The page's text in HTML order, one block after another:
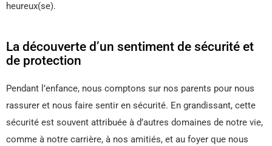
heureux(se).
La découverte d’un sentiment de sécurité et
de protection
Pendant l’enfance, nous comptons sur nos parents pour nous
rassurer et nous faire sentir en sécurité. En grandissant, cette
sécurité est souvent attribuée à d’autres domaines de notre vie,
comme à notre carrière, à nos amitiés, et au foyer que nous